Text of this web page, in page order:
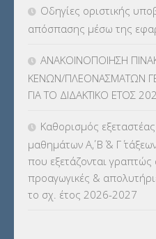
ΛΟΙΠΑ(309)
ΜΕΤΑΘΕΣΕΙΣ-
ΒΕΛΤΙΩΣΕΙΣ(319)
ΜΕΤΑΤΑΞΕΙΣ(87)
ΜΕΤΑΦΟΡΑ ΜΑΘΗΤΩΝ
ΝΟΜΟΘΕΣΙΑ(66)
Οδηγίες οριστικής
απόσπασης μέσω της
ΑΝΑΚΟΙΝΟΠΟΙΗΣΗ
ΚΕΝΩΝ/ΠΛΕΟΝΑΣΜΑΤΩΝ
ΓΙΑ ΤΟ ΔΙΔΑΚΤΙΚΟ ΕΤΟΣ
Καθορισμός
μαθημάτων Α΄, Β΄ & Γ΄
που εξετάζονται γραπτώς
προαγωγικές &
το σχ. έτος 2026-2027